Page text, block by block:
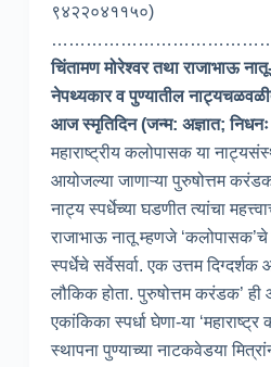
९४२२०४११५०)
चिंतामण मोरेश्वर तथा राजाभाऊ
नेपथ्यकार व पुण्यातील
आज स्मृतिदिन (जन्म: अज्ञात;
महाराष्ट्रीय कलोपासक या
आयोजल्या जाणाऱ्या पुरुषोत्तम
नाट्य स्पर्धेच्या घडणीत त्यांचा
राजाभाऊ नातू म्हणजे
स्पर्धेचे सर्वेसर्वा. एक उत्तम
लौकिक होता. पुरुषोत्तम करंडक’ ही
एकांकिका स्पर्धा घेणा-या
स्थापना पुण्याच्या नाटकवेडया